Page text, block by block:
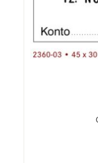
Durchschnittliche